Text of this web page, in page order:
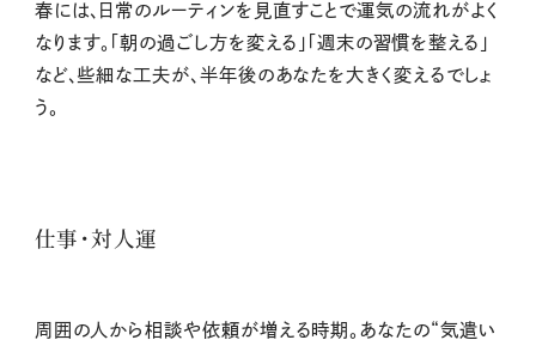
春には、日常のルーティンを見直すことで運気の流れがよく
なります。「朝の過ごし方を変える」「週末の習慣を整える」
など、些細な工夫が、半年後のあなたを大きく変えるでしょ
う。
仕事・対人運
周囲の人から相談や依頼が増える時期。あなたの“気遣い